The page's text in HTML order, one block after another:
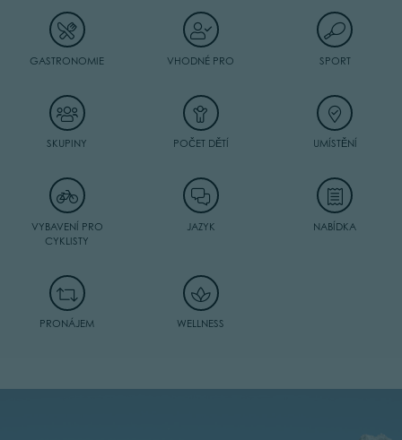
GASTRONOMIE VHODNÉ PRO SPORT
SKUPINY POČET DĚTÍ UMÍSTĚNÍ
VYBAVENÍ PRO
CYKLISTY
JAZYK NABÍDKA
PRONÁJEM WELLNESS